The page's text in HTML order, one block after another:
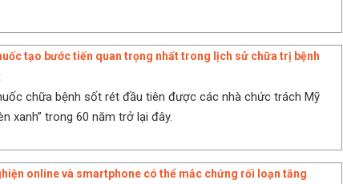
tạo bước tiến quan trọng nhất trong lịch sử chữa trị bệnh
chữa bệnh sốt rét đầu tiên được các nhà chức trách Mỹ
xanh” trong 60 năm trở lại đây.
online và smartphone có thể mắc chứng rối loạn tăng